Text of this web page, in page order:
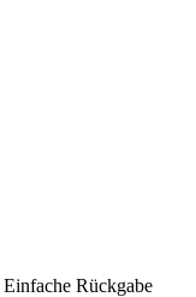
Einfache Rückgabe